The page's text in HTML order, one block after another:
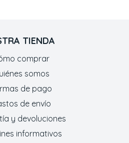
TIENDA
comprar
somos
de pago
de envío
y devoluciones
informativos